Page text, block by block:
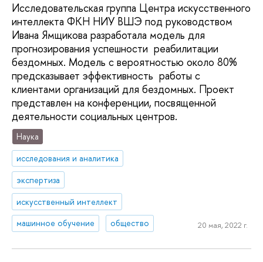
Исследовательская группа Центра искусственного
интеллекта ФКН НИУ ВШЭ под руководством
Ивана Ямщикова разработала модель для
прогнозирования успешности реабилитации
бездомных. Модель с вероятностью около 80%
предсказывает эффективность работы с
клиентами организаций для бездомных. Проект
представлен на конференции, посвященной
деятельности социальных центров.
Наука
исследования и аналитика
экспертиза
искусственный интеллект
машинное обучение
общество 20 мая, 2022 г.